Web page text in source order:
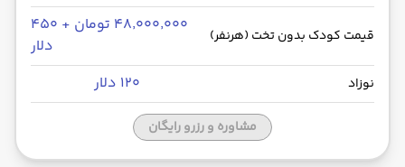
قیمت کودک بدون تخت (هرنفر)
۴۸٬۰۰۰٬۰۰۰ تومان + ۴۵۰
دلار
نوزاد ۱۲۰ دلار
مشاوره و رزرو رایگان